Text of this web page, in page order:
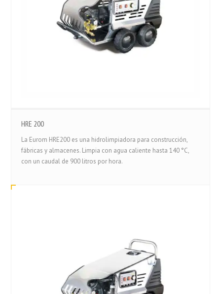
HRE 200
La Eurom HRE200 es una hidrolimpiadora para construcción,
fábricas y almacenes. Limpia con agua caliente hasta 140 °C,
con un caudal de 900 litros por hora.